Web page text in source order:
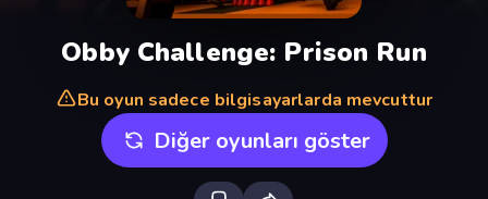
Obby Challenge: Prison Run
Bu oyun sadece bilgisayarlarda mevcuttur
Diğer oyunları göster